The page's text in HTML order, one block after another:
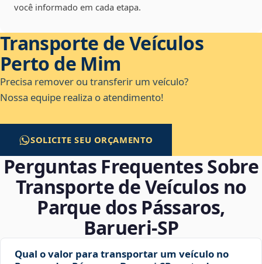
você informado em cada etapa.
Transporte de Veículos
Perto de Mim
Precisa remover ou transferir um veículo?
Nossa equipe realiza o atendimento!
SOLICITE SEU ORÇAMENTO
Perguntas Frequentes Sobre
Transporte de Veículos no
Parque dos Pássaros,
Barueri‑SP
Qual o valor para transportar um veículo no